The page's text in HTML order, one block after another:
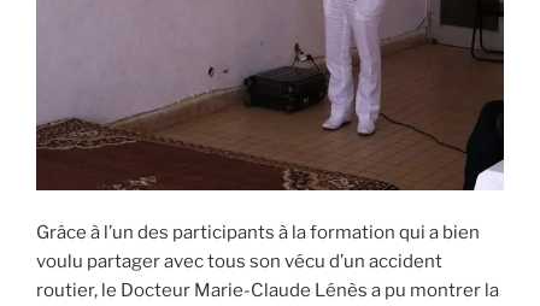
Grâce à l’un des participants à la formation qui a bien
voulu partager avec tous son vécu d’un accident
routier, le Docteur Marie-Claude Lénès a pu montrer la